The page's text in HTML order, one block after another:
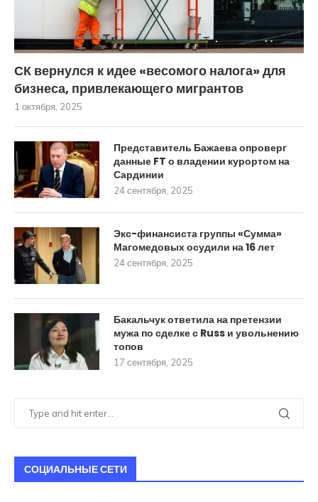
СК вернулся к идее «весомого налога» для
бизнеса, привлекающего мигрантов
1 октября, 2025
Представитель Бажаева опроверг
данные FT о владении курортом на
Сардинии
24 сентября, 2025
Экс-финансиста группы «Сумма»
Магомедовых осудили на 16 лет
24 сентября, 2025
Бакальчук ответила на претензии
мужа по сделке с Russ и увольнению
топов
17 сентября, 2025
СОЦИАЛЬНЫЕ СЕТИ